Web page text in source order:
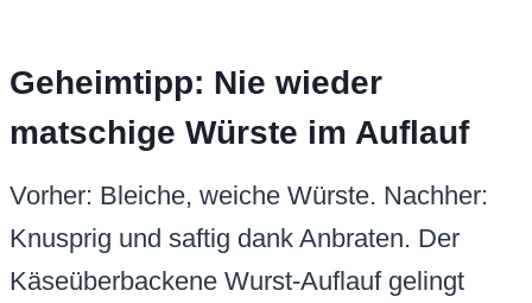
Geheimtipp: Nie wieder
matschige Würste im Auflauf
Vorher: Bleiche, weiche Würste. Nachher:
Knusprig und saftig dank Anbraten. Der
Käseüberbackene Wurst-Auflauf gelingt